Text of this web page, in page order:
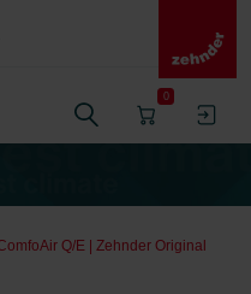
0
Q/E | Zehnder Original